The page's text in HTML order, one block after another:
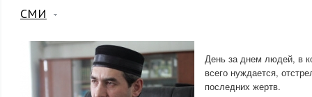
СМИ
День за днем людей, в
всего нуждается,
последних жертв.